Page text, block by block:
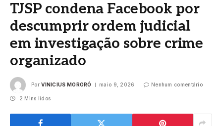
TJSP condena Facebook por
descumprir ordem judicial
em investigação sobre crime
organizado
Por VINICIUS MORORÓ maio 9, 2026 Nenhum comentário
2 Mins lidos